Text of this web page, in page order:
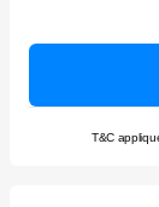
T&C